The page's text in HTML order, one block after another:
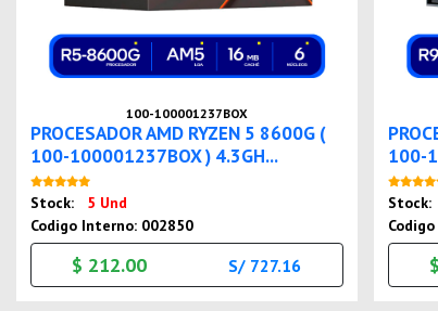
100-100001237BOX
PROCESADOR AMD RYZEN 5 8600G (
100-100001237BOX ) 4.3GH...
Stock:
5 Und
Codigo Interno: 002850
$ 212.00 S/ 727.16
100-
Stock: